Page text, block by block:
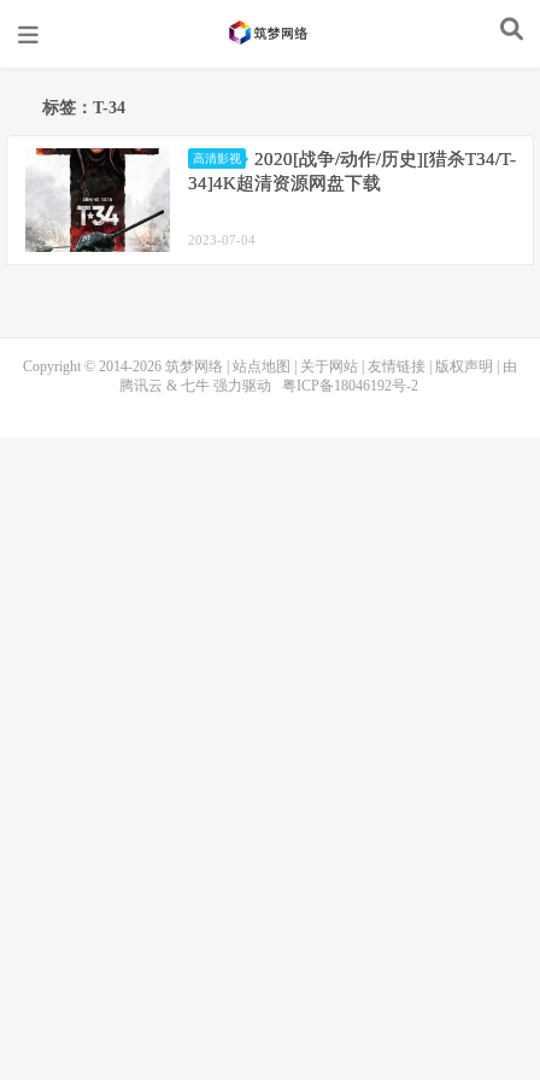
标签：T-34
高清影视
2020[战争/动作/历史][猎杀T34/T-
34]4K超清资源网盘下载
2023-07-04
Copyright © 2014-2026 筑梦网络 站点地图 关于网站 友情链接 版权声明
| 由
腾讯云 & 七牛强力驱动 粤ICP备18046192号-2